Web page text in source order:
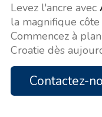
Levez l'ancre avec
la magnifique
Commencez à
Croatie dès
Contactez-